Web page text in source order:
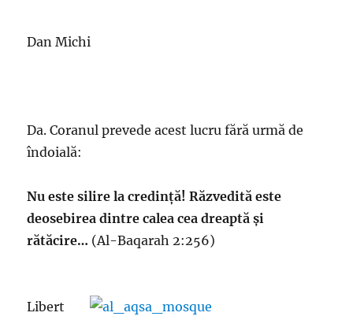
Dan Michi
Da. Coranul prevede acest lucru fără urmă de
îndoială:
Nu este silire la credință! Răzvedită este
deosebirea dintre calea cea dreaptă și
rătăcire… (Al-Baqarah 2:256)
Libert